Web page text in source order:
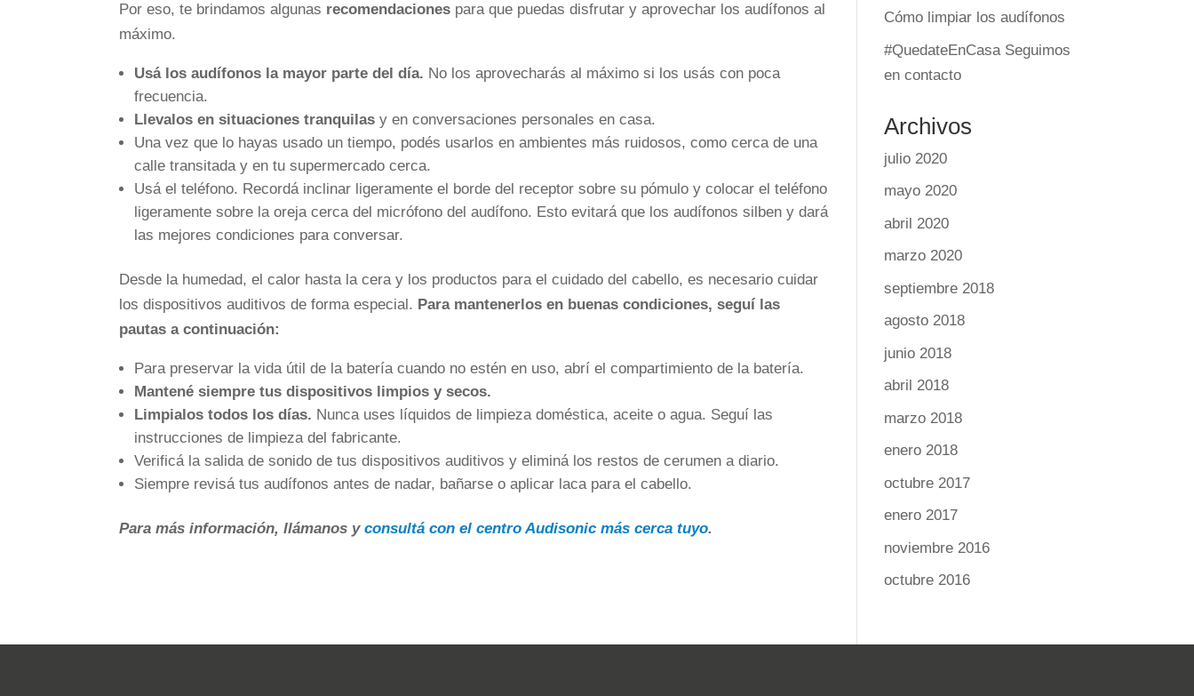
Por eso, te brindamos algunas recomendaciones para que puedas disfrutar y aprovechar los audífonos al
máximo.
Usá los audífonos la mayor parte del día. No los aprovecharás al máximo si los usás con poca
frecuencia.
Llevalos en situaciones tranquilas y en conversaciones personales en casa.
Una vez que lo hayas usado un tiempo, podés usarlos en ambientes más ruidosos, como cerca de una
calle transitada y en tu supermercado cerca.
Usá el teléfono. Recordá inclinar ligeramente el borde del receptor sobre su pómulo y colocar el teléfono
ligeramente sobre la oreja cerca del micrófono del audífono. Esto evitará que los audífonos silben y dará
las mejores condiciones para conversar.
Desde la humedad, el calor hasta la cera y los productos para el cuidado del cabello, es necesario cuidar
los dispositivos auditivos de forma especial. Para mantenerlos en buenas condiciones, seguí las
pautas a continuación:
Para preservar la vida útil de la batería cuando no estén en uso, abrí el compartimiento de la batería.
Mantené siempre tus dispositivos limpios y secos.
Limpialos todos los días. Nunca uses líquidos de limpieza doméstica, aceite o agua. Seguí las
instrucciones de limpieza del fabricante.
Verificá la salida de sonido de tus dispositivos auditivos y eliminá los restos de cerumen a diario.
Siempre revisá tus audífonos antes de nadar, bañarse o aplicar laca para el cabello.
Para más información, llámanos yconsultá con el centro Audisonic más cerca tuyo.
Cómo limpiar los audífonos
#QuedateEnCasa Seguimos
en contacto
Archivos
julio 2020
mayo 2020
abril 2020
marzo 2020
septiembre 2018
agosto 2018
junio 2018
abril 2018
marzo 2018
enero 2018
octubre 2017
enero 2017
noviembre 2016
octubre 2016